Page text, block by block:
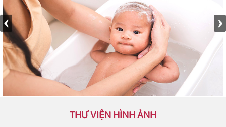
THƯ VIỆN HÌNH ẢNH